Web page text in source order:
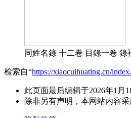
同姓名錄 十二卷 目錄一卷 錄
检索自“https://xiaocuihuating.cn/
此页面最后编辑于2026年1月
除非另有声明，本网站内容采